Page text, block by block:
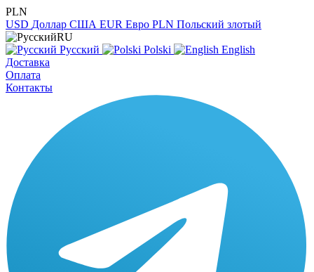
PLN
USD Доллар США EUR Евро PLN Польский злотый
RU
Русский
Polski
English
Доставка
Оплата
Контакты